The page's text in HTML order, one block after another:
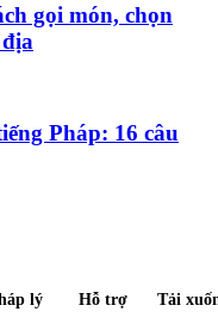
gọi món, chọn
Pháp: 16 câu
lý
Hỗ trợ
Tải